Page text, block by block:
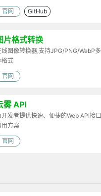
官网 GitHub
片格式转换
线图像转换器,支持JPG/PNG/WebP多
格式
官网
雾 API
开发者提供快速、便捷的Web API接口
用方案
官网